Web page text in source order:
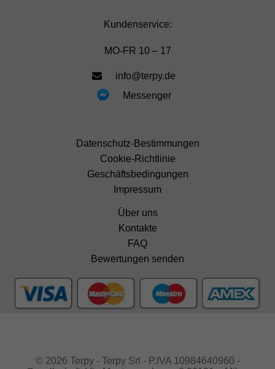
Kundenservice:
MO-FR 10 – 17
info@terpy.de
Messenger
Datenschutz-Bestimmungen
Cookie-Richtlinie
Geschäftsbedingungen
Impressum
Über uns
Kontakte
FAQ
Bewertungen senden
© 2026 Terpy - Terpy Srl - P.IVA 10984640960 -